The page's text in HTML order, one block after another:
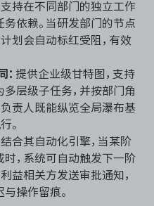
支持在不同部门的独立工作
依赖。当研发部门的节点
划会自动标红受阻，有效
提供企业级甘特图，支持
层级子任务，并按部门角
责人既能纵览全局瀑布基
。
结合其自动化引擎，当某阶
，系统可自动触发下一阶
益相关方发送审批通知，
操作留痕。